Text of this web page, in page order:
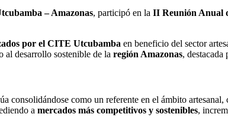
– Amazonas, participó en la II Reunión Anual
por el CITE Utcubamba en beneficio del sector
desarrollo sostenible de la región Amazonas, destacada
como un referente en el ámbito
a mercados más competitivos y sostenibles,